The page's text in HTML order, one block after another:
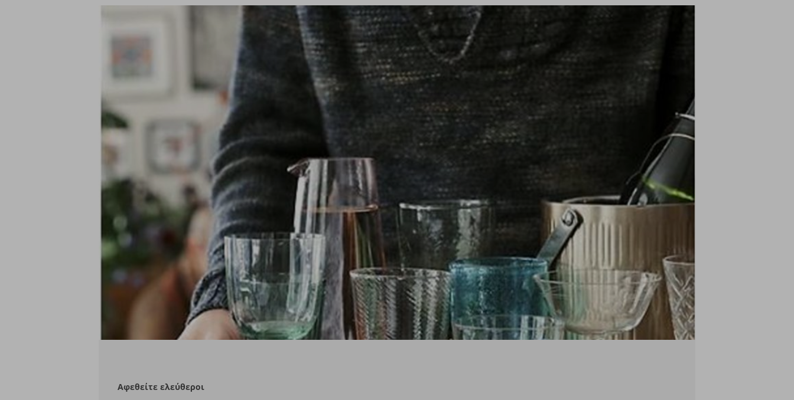
Αφεθείτε ελεύθεροι